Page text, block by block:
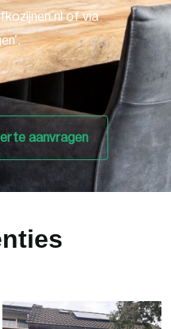
of via
aanvragen